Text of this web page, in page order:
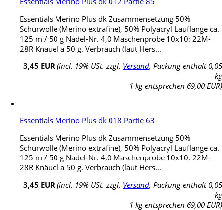
Essentials Merino Plus dk Zusammensetzung 50%
Schurwolle (Merino extrafine), 50% Polyacryl Lauflänge ca.
125 m / 50 g Nadel-Nr. 4,0 Maschenprobe 10x10: 22M-
28R Knäuel a 50 g. Verbrauch (laut Hers...
3,45 EUR (incl. 19% USt. zzgl. Versand, Packung enthält 0,05
kg
1 kg entsprechen 69,00 EUR)
Essentials Merino Plus dk 018 Partie 63
Essentials Merino Plus dk Zusammensetzung 50%
Schurwolle (Merino extrafine), 50% Polyacryl Lauflänge ca.
125 m / 50 g Nadel-Nr. 4,0 Maschenprobe 10x10: 22M-
28R Knäuel a 50 g. Verbrauch (laut Hers...
3,45 EUR (incl. 19% USt. zzgl. Versand, Packung enthält 0,05
kg
1 kg entsprechen 69,00 EUR)